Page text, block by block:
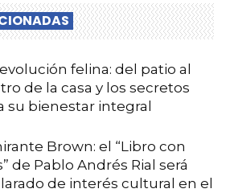
felina: del patio al
de la casa y los secretos
su bienestar integral
Brown: el “Libro con
de Pablo Andrés Rial será
de interés cultural en el